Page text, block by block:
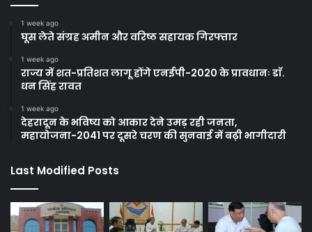
1 week ago
घूस लेते संग्रह अमीन और वरिष्ठ सहायक गिरफ्तार
1 week ago
राज्य में शत-प्रतिशत लागू होंगे एनईपी-2020 के प्रावधानः डाॅ.
धन सिंह रावत
1 week ago
देहरादून के भविष्य को आकार देने उमड़ रही जनता,
महायोजना-2041 पर दूसरे चरण की सुनवाई में बढ़ी भागीदारी
Last Modified Posts